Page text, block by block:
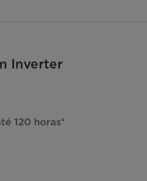
Inverter
120 horas*